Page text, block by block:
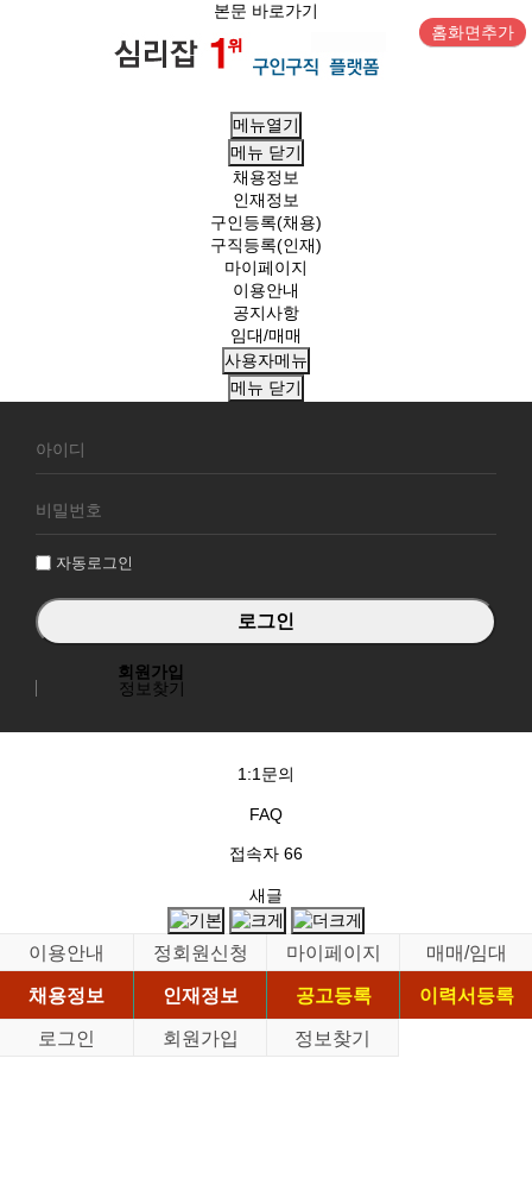
본문 바로가기
홈화면추가
메뉴열기
메뉴 닫기
채용정보
인재정보
구인등록(채용)
구직등록(인재)
마이페이지
이용안내
공지사항
임대/매매
사용자메뉴
메뉴 닫기
원
그
자동로그인
회원가입
정보찾기
1:1문의
FAQ
접속자 66
새글
이용안내 정회원신청 마이페이지
매매/임대
채용정보
인재정보 공고등록
이력서등록
로그인
회원가입 정보찾기